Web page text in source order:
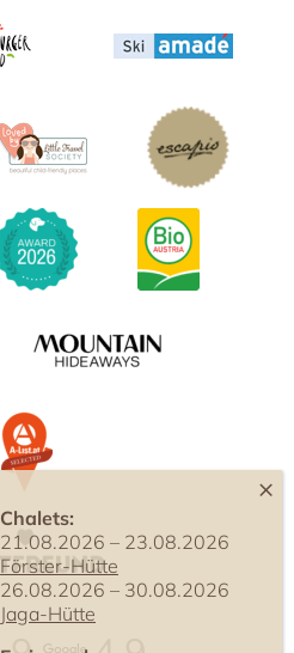
Chalets:
21.08.2026 – 23.08.2026
Förster-Hütte
26.08.2026 – 30.08.2026
Jaga-Hütte